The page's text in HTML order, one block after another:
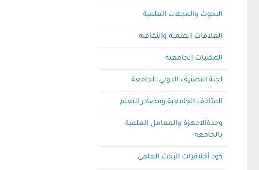
البحوث والمجلات العلمية
العلاقات العلمية والثقافية
المكتبات الجامعية
لجنة التصنيف الدولي للجامعة
المتاحف الجامعية ومصادر التعلم
وحدةالاجهزة والمعامل العلمية
بالجامعة
كود أخلاقيات البحث العلمي